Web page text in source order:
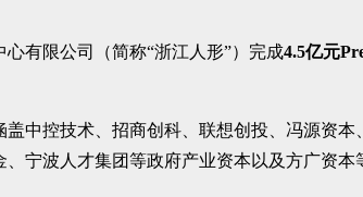
有限公司（简称“浙江人形”）完成4.5亿元
中控技术、招商创科、联想创投、冯源资
宁波人才集团等政府产业资本以及方广资本